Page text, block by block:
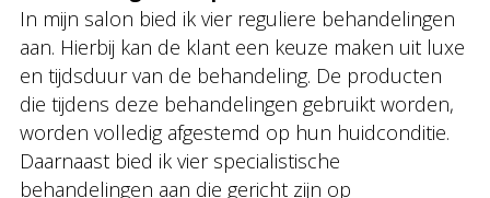
In mijn salon bied ik vier reguliere behandelingen
aan. Hierbij kan de klant een keuze maken uit luxe
en tijdsduur van de behandeling. De producten
die tijdens deze behandelingen gebruikt worden,
worden volledig afgestemd op hun huidconditie.
Daarnaast bied ik vier specialistische
behandelingen aan die gericht zijn op